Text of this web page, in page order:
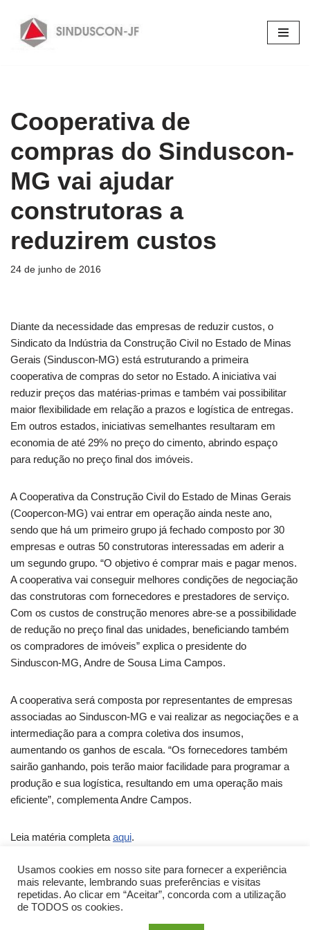
Pular
Cooperativa de
compras do Sinduscon-
MG vai ajudar
construtoras a
reduzirem custos
24 de junho de 2016
Diante da necessidade das empresas de reduzir custos, o
Sindicato da Indústria da Construção Civil no Estado de Minas
Gerais (Sinduscon-MG) está estruturando a primeira
cooperativa de compras do setor no Estado. A iniciativa vai
reduzir preços das matérias-primas e também vai possibilitar
maior flexibilidade em relação a prazos e logística de entregas.
Em outros estados, iniciativas semelhantes resultaram em
economia de até 29% no preço do cimento, abrindo espaço
para redução no preço final dos imóveis.
A Cooperativa da Construção Civil do Estado de Minas Gerais
(Coopercon-MG) vai entrar em operação ainda neste ano,
sendo que há um primeiro grupo já fechado composto por 30
empresas e outras 50 construtoras interessadas em aderir a
um segundo grupo. “O objetivo é comprar mais e pagar menos.
A cooperativa vai conseguir melhores condições de negociação
das construtoras com fornecedores e prestadores de serviço.
Com os custos de construção menores abre-se a possibilidade
de redução no preço final das unidades, beneficiando também
os compradores de imóveis” explica o presidente do
Sinduscon-MG, Andre de Sousa Lima Campos.
A cooperativa será composta por representantes de empresas
associadas ao Sinduscon-MG e vai realizar as negociações e a
intermediação para a compra coletiva dos insumos,
aumentando os ganhos de escala. “Os fornecedores também
sairão ganhando, pois terão maior facilidade para programar a
produção e sua logística, resultando em uma operação mais
eficiente”, complementa Andre Campos.
Leia matéria completa aqui.
Fonte: Sinduscon-MG
Usamos cookies em nosso site para fornecer a experiência
mais relevante, lembrando suas preferências e visitas
repetidas. Ao clicar em “Aceitar”, concorda com a utilização
de TODOS os cookies.